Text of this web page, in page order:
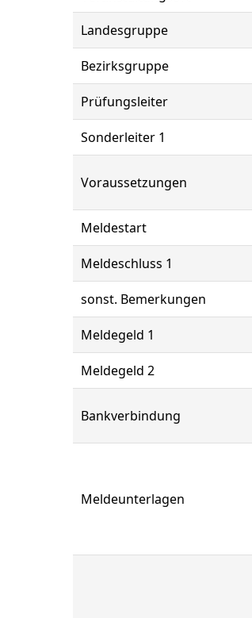
Landesgruppe
Bezirksgruppe
Prüfungsleiter
Sonderleiter 1
Voraussetzungen
Meldestart
Meldeschluss 1
sonst. Bemerkungen
Meldegeld 1
Meldegeld 2
Bankverbindung
Meldeunterlagen